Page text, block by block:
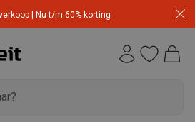
| Nu t/m 60% korting